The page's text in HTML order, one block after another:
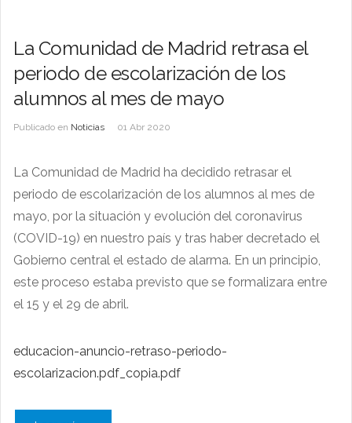
La Comunidad de Madrid retrasa el
periodo de escolarización de los
alumnos al mes de mayo
Publicado en Noticias 01 Abr 2020
La Comunidad de Madrid ha decidido retrasar el
periodo de escolarización de los alumnos al mes de
mayo, por la situación y evolución del coronavirus
(COVID-19) en nuestro país y tras haber decretado el
Gobierno central el estado de alarma. En un principio,
este proceso estaba previsto que se formalizara entre
el 15 y el 29 de abril.
educacion-anuncio-retraso-periodo-
escolarizacion.pdf_copia.pdf